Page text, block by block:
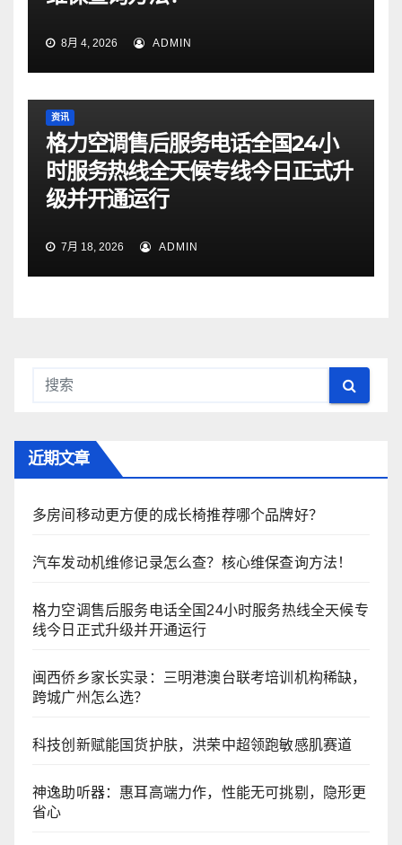
8月 4, 2026 ADMIN
资讯
格力空调售后服务电话全国24小
时服务热线全天候专线今日正式升
级并开通运行
7月 18, 2026 ADMIN
近期文章
多房间移动更方便的成长椅推荐哪个品牌好？
汽车发动机维修记录怎么查？核心维保查询方法！
格力空调售后服务电话全国24小时服务热线全天候专
线今日正式升级并开通运行
闽西侨乡家长实录：三明港澳台联考培训机构稀缺，
跨城广州怎么选？
科技创新赋能国货护肤，洪荣中超领跑敏感肌赛道
神逸助听器：惠耳高端力作，性能无可挑剔，隐形更
省心